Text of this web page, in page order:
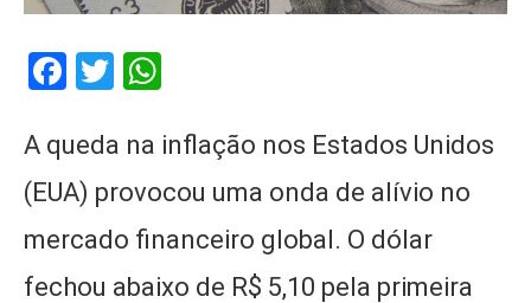
Facebook
Twitter
A queda na inflação nos Estados Unidos
(EUA) provocou uma onda de alívio no
mercado financeiro global. O dólar
fechou abaixo de R$ 5,10 pela primeira